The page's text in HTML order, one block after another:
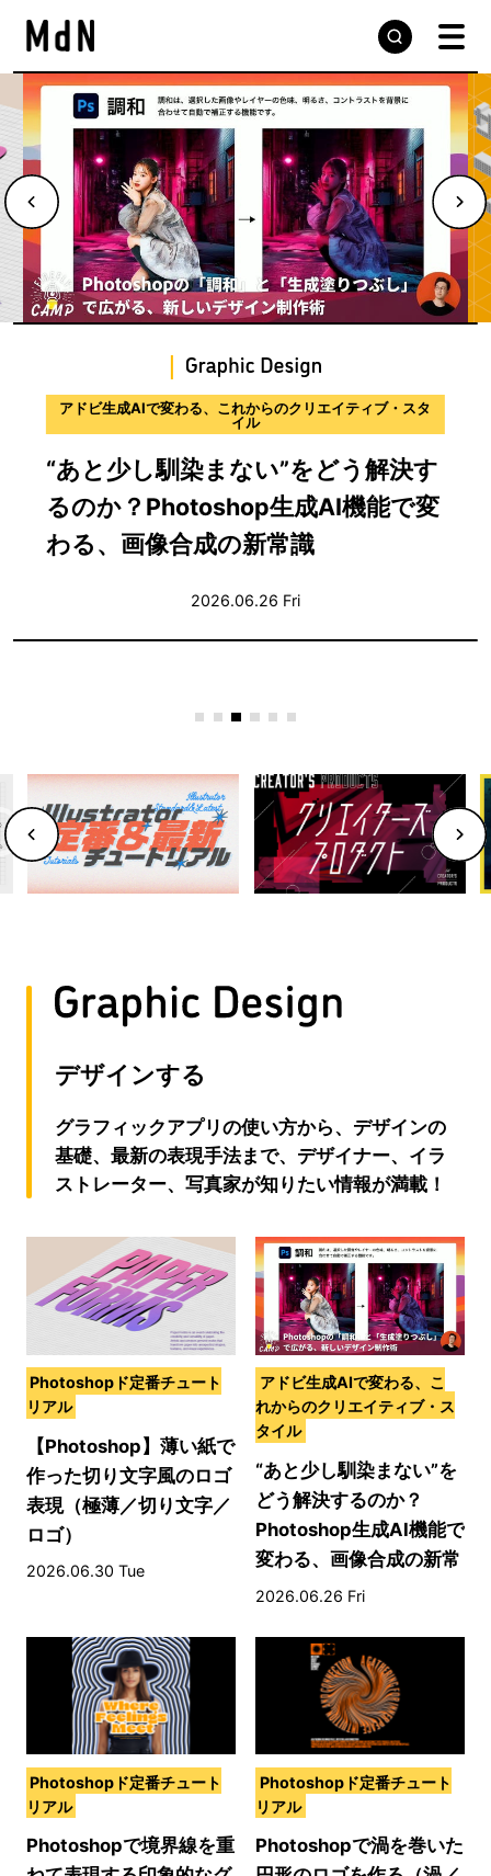
デザインの現場から届ける実践的な手法と思考プロセス
サウンドデザインのプロセスを学
ぶ〜合意を積み重ねながら音を仕上
げる実践ガイド〜
デザインする
グラフィックアプリの使い方から、デザインの
基礎、最新の表現手法まで、デザイナー、イラ
ストレーター、写真家が知りたい情報が満載！
Photoshopド定番チュート
リアル
【Photoshop】薄い紙で
作った切り文字風のロゴ
表現（極薄／切り文字／
ロゴ）
2026.06.30 Tue
アドビ生成AIで変わる、こ
れからのクリエイティブ・ス
タイル
“あと少し馴染まない”を
どう解決するのか？
Photoshop生成AI機能で
変わる、画像合成の新常
識
2026.06.26 Fri
Photoshopド定番チュート
リアル
Photoshopで境界線を重
Photoshopド定番チュート
リアル
Photoshopで渦を巻いた